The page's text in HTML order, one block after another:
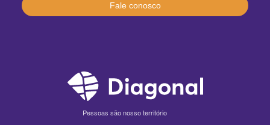
Fale conosco
Pessoas são nosso território